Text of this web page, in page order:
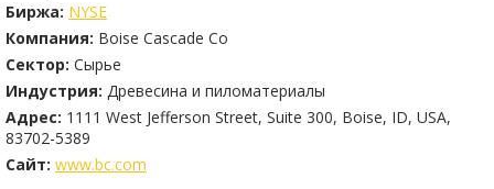
Биржа: NYSE
Компания: Boise Cascade Co
Сектор: Сырье
Индустрия: Древесина и пиломатериалы
Адрес: 1111 West Jefferson Street, Suite 300, Boise, ID, USA,
83702-5389
Сайт: www.bc.com